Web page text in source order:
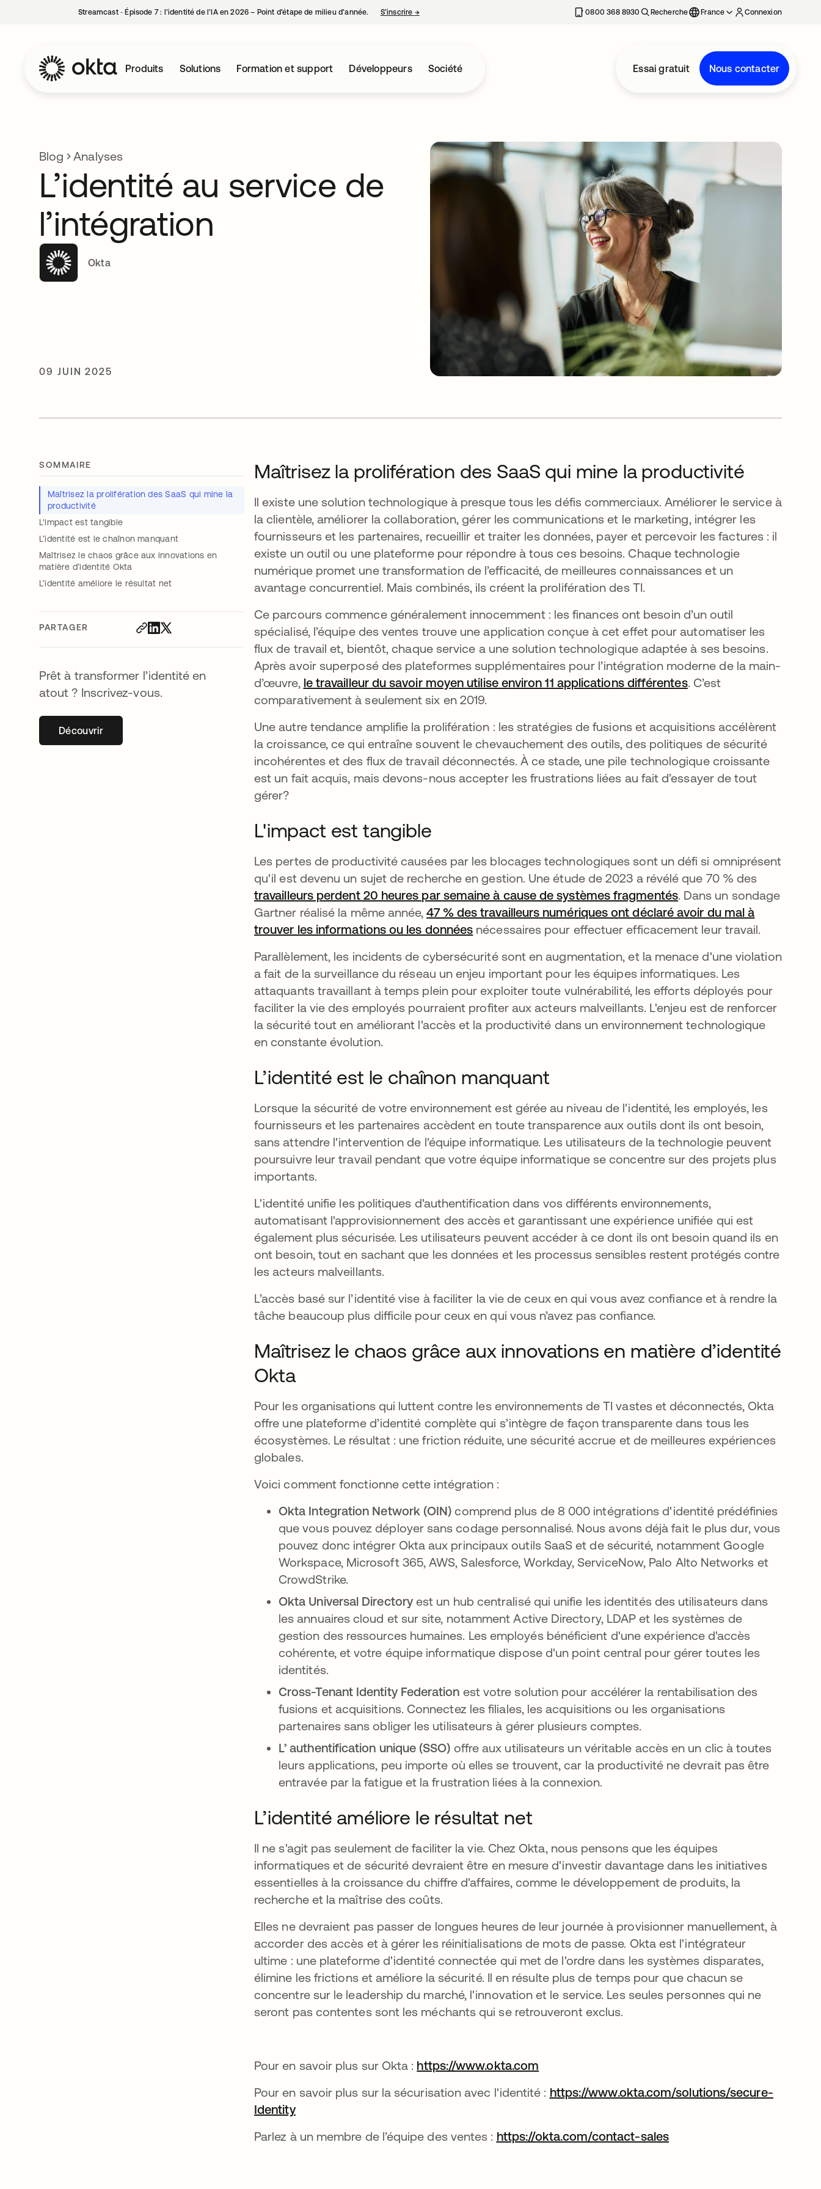
Streamcast ‑ Épisode 7 : l’identité de l’IA en 2026 – Point d’étape de milieu d’année. S’inscrire →s’ouvre dans un nouvel onglet 0800 368 8930 Recherche France Connexion
Produits Solutions Formation et support Développeurs Société Essai gratuit Nous contacter
Blog Analyses
L’identité au service de
l’intégration
Okta
09 JUIN 2025
SOMMAIRE
Maîtrisez la prolifération des SaaS qui mine la
productivité
L'impact est tangible
L’identité est le chaînon manquant
Maîtrisez le chaos grâce aux innovations en
matière d’identité Okta
L’identité améliore le résultat net
PARTAGER
Prêt à transformer l’identité en
atout ? Inscrivez-vous.
Découvrirs’ouvre dans un nouvel onglet
Maîtrisez la prolifération des SaaS qui mine la productivité
Il existe une solution technologique à presque tous les défis commerciaux. Améliorer le service à
la clientèle, améliorer la collaboration, gérer les communications et le marketing, intégrer les
fournisseurs et les partenaires, recueillir et traiter les données, payer et percevoir les factures : il
existe un outil ou une plateforme pour répondre à tous ces besoins. Chaque technologie
numérique promet une transformation de l’efficacité, de meilleures connaissances et un
avantage concurrentiel. Mais combinés, ils créent la prolifération des TI.
Ce parcours commence généralement innocemment : les finances ont besoin d’un outil
spécialisé, l’équipe des ventes trouve une application conçue à cet effet pour automatiser les
flux de travail et, bientôt, chaque service a une solution technologique adaptée à ses besoins.
Après avoir superposé des plateformes supplémentaires pour l’intégration moderne de la main-
d’œuvre, le travailleur du savoir moyen utilise environ 11 applications différentess’ouvre dans un nouvel
. C’est
comparativement à seulement six en 2019.
Une autre tendance amplifie la prolifération : les stratégies de fusions et acquisitions accélèrent
la croissance, ce qui entraîne souvent le chevauchement des outils, des politiques de sécurité
incohérentes et des flux de travail déconnectés. À ce stade, une pile technologique croissante
est un fait acquis, mais devons-nous accepter les frustrations liées au fait d’essayer de tout
gérer?
L'impact est tangible
Les pertes de productivité causées par les blocages technologiques sont un défi si omniprésent
qu'il est devenu un sujet de recherche en gestion. Une étude de 2023 a révélé que 70 % des
travailleurs perdent 20 heures par semaine à cause de systèmes fragmentéss’ouvre dans un nouvel
. Dans un sondage
Gartner réalisé la même année,47 % des travailleurs numériques ont déclaré avoir du mal à
trouver les informations ou les données s’ouvre dans un nouvel onglet
nécessaires pour effectuer efficacement leur travail.
Parallèlement, les incidents de cybersécurité sont en augmentation, et la menace d'une violation
a fait de la surveillance du réseau un enjeu important pour les équipes informatiques. Les
attaquants travaillant à temps plein pour exploiter toute vulnérabilité, les efforts déployés pour
faciliter la vie des employés pourraient profiter aux acteurs malveillants. L'enjeu est de renforcer
la sécurité tout en améliorant l'accès et la productivité dans un environnement technologique
en constante évolution.
L’identité est le chaînon manquant
Lorsque la sécurité de votre environnement est gérée au niveau de l'identité, les employés, les
fournisseurs et les partenaires accèdent en toute transparence aux outils dont ils ont besoin,
sans attendre l'intervention de l'équipe informatique. Les utilisateurs de la technologie peuvent
poursuivre leur travail pendant que votre équipe informatique se concentre sur des projets plus
importants.
L'identité unifie les politiques d'authentification dans vos différents environnements,
automatisant l'approvisionnement des accès et garantissant une expérience unifiée qui est
également plus sécurisée. Les utilisateurs peuvent accéder à ce dont ils ont besoin quand ils en
ont besoin, tout en sachant que les données et les processus sensibles restent protégés contre
les acteurs malveillants.
L’accès basé sur l’identité vise à faciliter la vie de ceux en qui vous avez confiance et à rendre la
tâche beaucoup plus difficile pour ceux en qui vous n’avez pas confiance.
Maîtrisez le chaos grâce aux innovations en matière d’identité
Okta
Pour les organisations qui luttent contre les environnements de TI vastes et déconnectés, Okta
offre une plateforme d’identité complète qui s’intègre de façon transparente dans tous les
écosystèmes. Le résultat : une friction réduite, une sécurité accrue et de meilleures expériences
globales.
Voici comment fonctionne cette intégration :
Okta Integration Network (OIN) comprend plus de 8 000 intégrations d'identité prédéfinies
que vous pouvez déployer sans codage personnalisé. Nous avons déjà fait le plus dur, vous
pouvez donc intégrer Okta aux principaux outils SaaS et de sécurité, notamment Google
Workspace, Microsoft 365, AWS, Salesforce, Workday, ServiceNow, Palo Alto Networks et
CrowdStrike.
Okta Universal Directoryest un hub centralisé qui unifie les identités des utilisateurs dans
les annuaires cloud et sur site, notamment Active Directory, LDAP et les systèmes de
gestion des ressources humaines. Les employés bénéficient d'une expérience d'accès
cohérente, et votre équipe informatique dispose d'un point central pour gérer toutes les
identités.
Cross-Tenant Identity Federation est votre solution pour accélérer la rentabilisation des
fusions et acquisitions. Connectez les filiales, les acquisitions ou les organisations
partenaires sans obliger les utilisateurs à gérer plusieurs comptes.
L’ authentification unique (SSO) offre aux utilisateurs un véritable accès en un clic à toutes
leurs applications, peu importe où elles se trouvent, car la productivité ne devrait pas être
entravée par la fatigue et la frustration liées à la connexion.
L’identité améliore le résultat net
Il ne s'agit pas seulement de faciliter la vie. Chez Okta, nous pensons que les équipes
informatiques et de sécurité devraient être en mesure d'investir davantage dans les initiatives
essentielles à la croissance du chiffre d'affaires, comme le développement de produits, la
recherche et la maîtrise des coûts.
Elles ne devraient pas passer de longues heures de leur journée à provisionner manuellement, à
accorder des accès et à gérer les réinitialisations de mots de passe. Okta est l'intégrateur
ultime : une plateforme d'identité connectée qui met de l'ordre dans les systèmes disparates,
élimine les frictions et améliore la sécurité. Il en résulte plus de temps pour que chacun se
concentre sur le leadership du marché, l'innovation et le service. Les seules personnes qui ne
seront pas contentes sont les méchants qui se retrouveront exclus.
Pour en savoir plus sur Okta : https://www.okta.com
Pour en savoir plus sur la sécurisation avec l'identité : https://www.okta.com/solutions/secure-
Identity
Parlez à un membre de l’équipe des ventes : https://okta.com/contact-sales